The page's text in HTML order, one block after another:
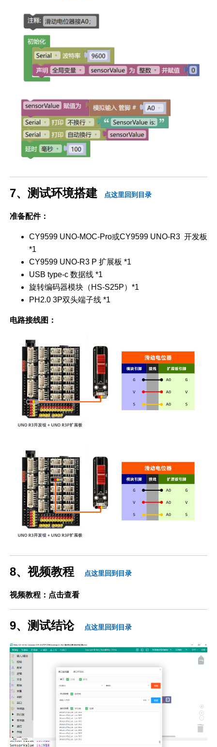
7、测试环境搭建 点这里回到目录
准备配件：
CY9599 UNO-MOC-Pro或CY9599 UNO-R3 开发板
*1
CY9599 UNO-R3 P 扩展板 *1
USB type-c 数据线 *1
旋转编码器模块（HS-S25P）*1
PH2.0 3P双头端子线 *1
电路接线图：
8、视频教程 点这里回到目录
视频教程：点击查看
9、测试结论 点这里回到目录